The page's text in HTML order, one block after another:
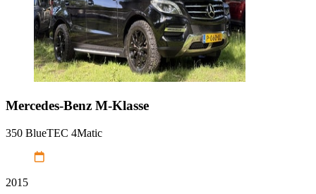
Mercedes-Benz M-Klasse
350 BlueTEC 4Matic
2015